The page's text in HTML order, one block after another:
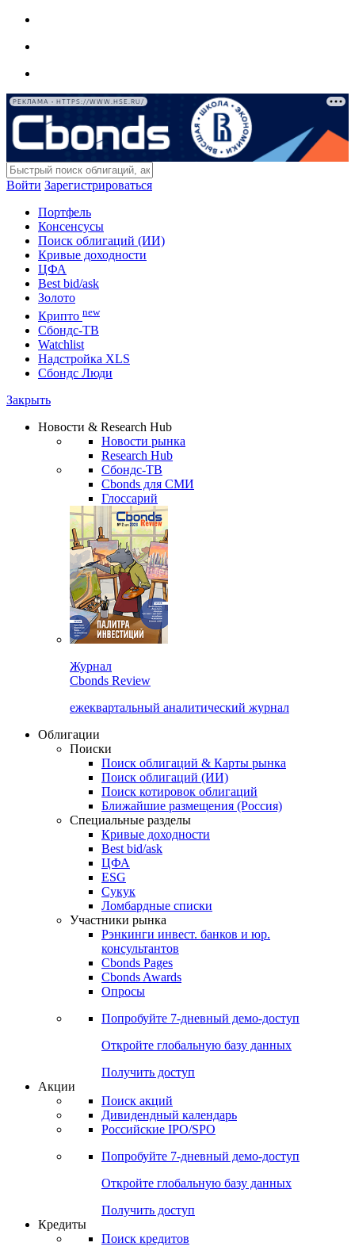
РЕКЛАМА • HTTPS://WWW.HSE.RU/
Войти Зарегистрироваться
Портфель
Консенсусы
Поиск облигаций (ИИ)
Кривые доходности
ЦФА
Best bid/ask
Золото
Крипто new
Сбондс-ТВ
Watchlist
Надстройка XLS
Сбондс Люди
Закрыть
Новости & Research Hub
Новости рынка
Research Hub
Сбондс-ТВ
Cbonds для СМИ
Глоссарий
Журнал
Cbonds Review
ежеквартальный аналитический журнал
Облигации
Поиски
Поиск облигаций & Карты рынка
Поиск облигаций (ИИ)
Поиск котировок облигаций
Ближайшие размещения (Россия)
Специальные разделы
Кривые доходности
Best bid/ask
ЦФА
ESG
Сукук
Ломбардные списки
Участники рынка
Рэнкинги инвест. банков и юр.
консультантов
Cbonds Pages
Cbonds Awards
Опросы
Попробуйте 7-дневный демо-доступ
Откройте глобальную базу данных
Получить доступ
Акции
Поиск акций
Дивидендный календарь
Российские IPO/SPO
Попробуйте 7-дневный демо-доступ
Откройте глобальную базу данных
Получить доступ
Кредиты
Поиск кредитов